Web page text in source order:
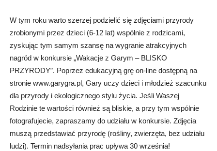
W tym roku warto szerzej podzielić się zdjęciami przyrody
zrobionymi przez dzieci (6-12 lat) wspólnie z rodzicami,
zyskując tym samym szansę na wygranie atrakcyjnych
nagród w konkursie „Wakacje z Garym – BLISKO
PRZYRODY”. Poprzez edukacyjną grę on-line dostępną na
stronie www.garygra.pl, Gary uczy dzieci i młodzież szacunku
dla przyrody i ekologicznego stylu życia. Jeśli Waszej
Rodzinie te wartości również są bliskie, a przy tym wspólnie
fotografujecie, zapraszamy do udziału w konkursie. Zdjęcia
muszą przedstawiać przyrodę (rośliny, zwierzęta, bez udziału
ludzi). Termin nadsyłania prac upływa 30 września!